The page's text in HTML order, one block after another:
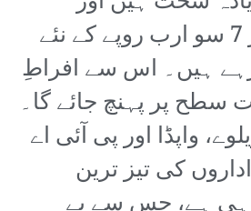
یکمشت عوام پر 7 سو ارب روپے کے نئے
ہیں۔ اس سے افراطِ
سطح پر پہنچ جائے گا۔
واپڈا اور پی آئی اے
کی تیز ترین